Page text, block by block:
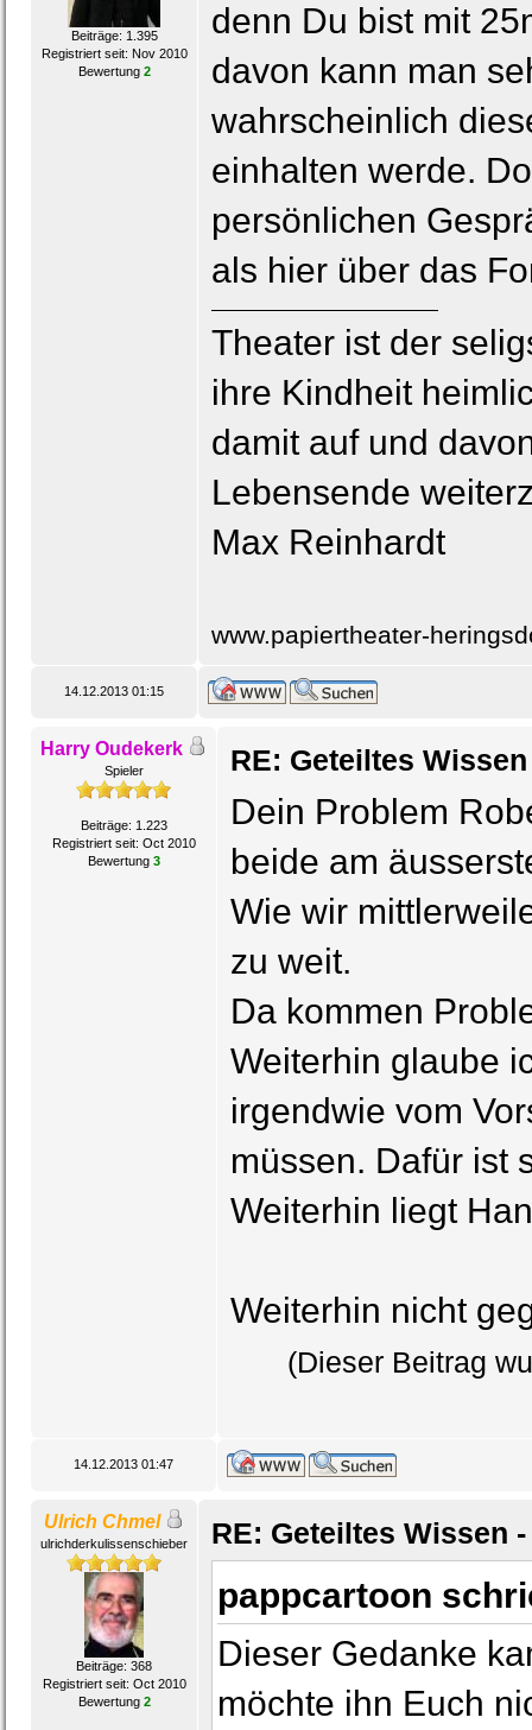
Beiträge: 1.395
Registriert seit: Nov 2010
Bewertung 2
denn Du bist mit
davon kann man
wahrscheinlich
einhalten werde.
persönlichen
als hier über das
Theater ist der
ihre Kindheit
damit auf und
Lebensende
Max Reinhardt
www.papiertheater-
14.12.2013 01:15
Harry Oudekerk
Spieler
Beiträge: 1.223
Registriert seit: Oct 2010
Bewertung 3
RE: Geteiltes
Dein Problem
beide am
Wie wir
zu weit.
Da kommen
Weiterhin glaube
irgendwie vom
müssen. Dafür ist
Weiterhin liegt
Weiterhin nicht
(Dieser Beitrag
14.12.2013 01:47
Ulrich Chmel
ulrichderkulissenschieber
Beiträge: 368
Registriert seit: Oct 2010
Bewertung 2
RE: Geteiltes Wissen
pappcartoon
Dieser Gedanke
möchte ihn Euch